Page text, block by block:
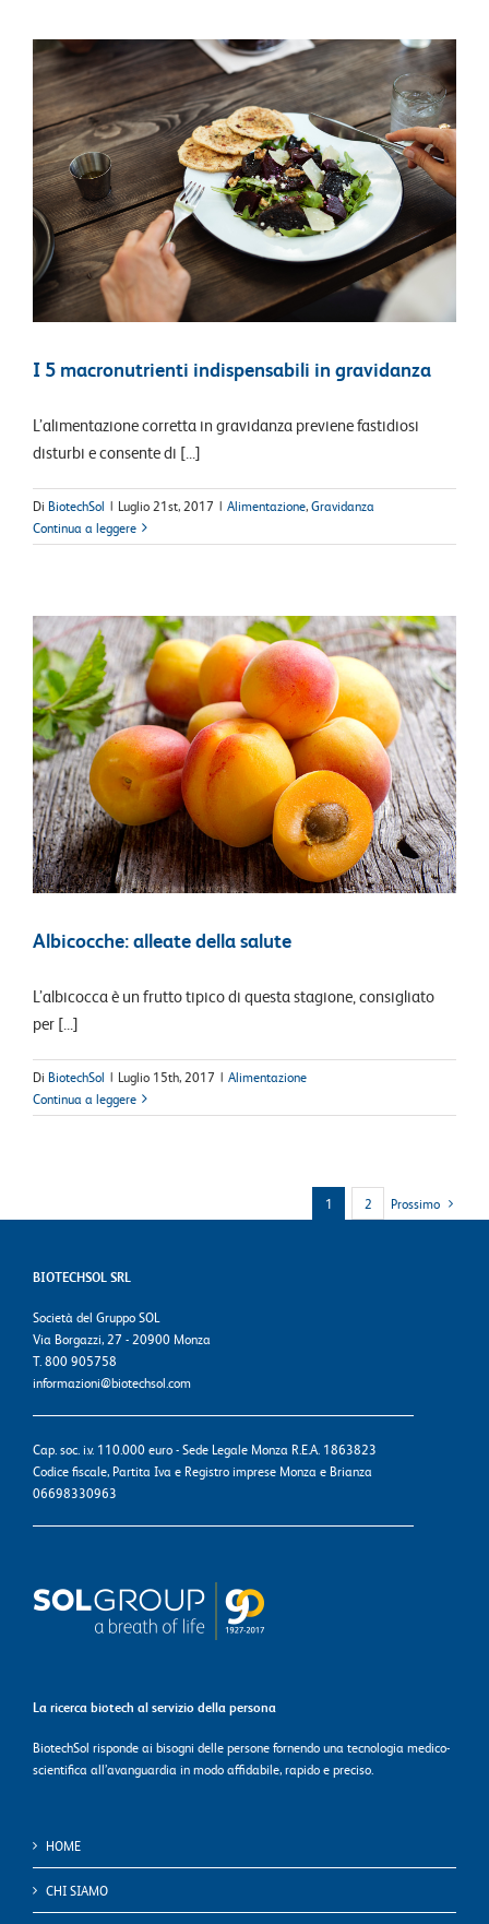
I 5 macronutrienti indispensabili in gravidanza
L’alimentazione corretta in gravidanza previene fastidiosi
disturbi e consente di [...]
Di BiotechSol | Luglio 21st, 2017 | Alimentazione,Gravidanza
Continua a leggere
Albicocche: alleate della salute
L’albicocca è un frutto tipico di questa stagione, consigliato
per [...]
Di BiotechSol | Luglio 15th, 2017 | Alimentazione
Continua a leggere
1 2 Prossimo
BIOTECHSOL SRL
Società del Gruppo SOL
Via Borgazzi, 27 - 20900 Monza
T. 800 905758
informazioni@biotechsol.com
Cap. soc. i.v. 110.000 euro - Sede Legale Monza R.E.A. 1863823
Codice fiscale, Partita Iva e Registro imprese Monza e Brianza
06698330963
La ricerca biotech al servizio della persona
BiotechSol risponde ai bisogni delle persone fornendo una tecnologia medico-
scientifica all’avanguardia in modo affidabile, rapido e preciso.
HOME
CHI SIAMO